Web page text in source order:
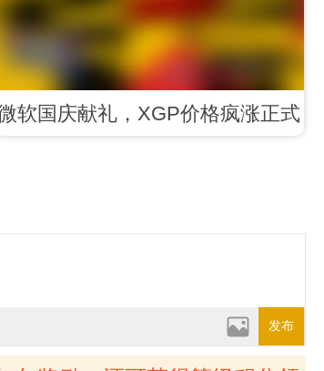
软国庆献礼，XGP价格疯涨正式
发布